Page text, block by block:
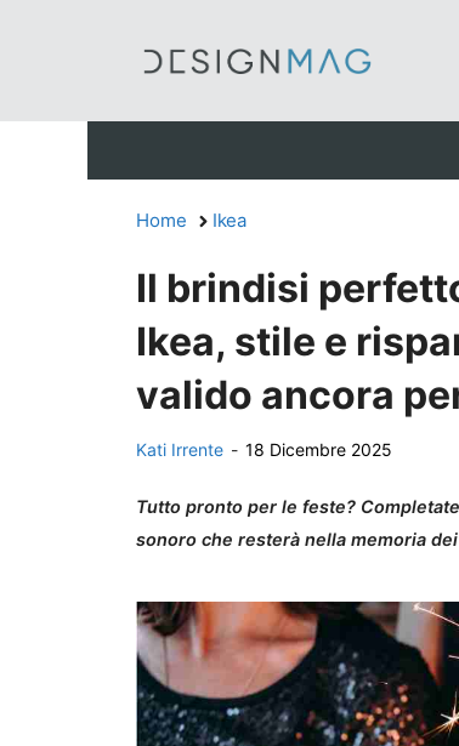
Home Ikea
Il brindisi
Ikea, stile e
valido ancora
Kati Irrente - 18 Dicembre 2025
Tutto pronto per le feste?
sonoro che resterà nella memoria